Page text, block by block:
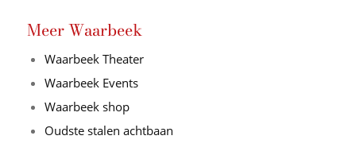
Meer Waarbeek
Waarbeek Theater
Waarbeek Events
Waarbeek shop
Oudste stalen achtbaan